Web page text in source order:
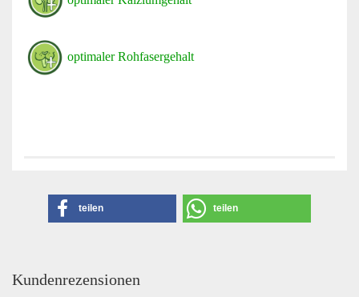
optimaler Rohfasergehalt
teilen teilen
Kundenrezensionen